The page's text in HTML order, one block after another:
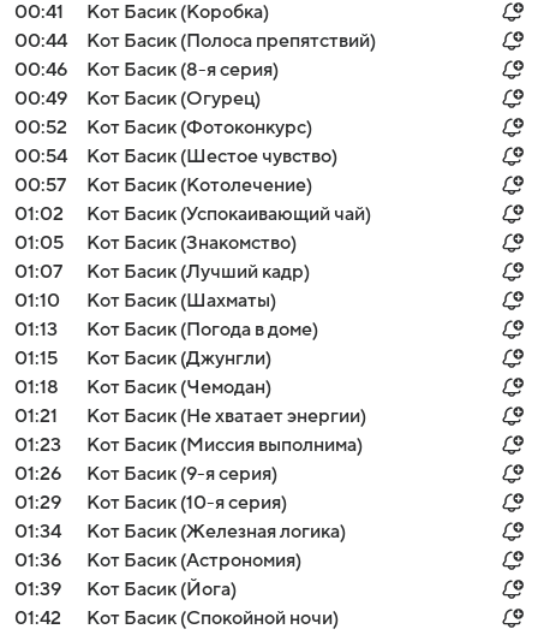
00:41
Кот Басик (Коробка)
00:44
Кот Басик (Полоса препятствий)
00:46
Кот Басик (8-я серия)
00:49
Кот Басик (Огурец)
00:52
Кот Басик (Фотоконкурс)
00:54
Кот Басик (Шестое чувство)
00:57
Кот Басик (Котолечение)
01:02
Кот Басик (Успокаивающий чай)
01:05
Кот Басик (Знакомство)
01:07
Кот Басик (Лучший кадр)
01:10
Кот Басик (Шахматы)
01:13
Кот Басик (Погода в доме)
01:15
Кот Басик (Джунгли)
01:18
Кот Басик (Чемодан)
01:21
Кот Басик (Не хватает энергии)
01:23
Кот Басик (Миссия выполнима)
01:26
Кот Басик (9-я серия)
01:29
Кот Басик (10-я серия)
01:34
Кот Басик (Железная логика)
01:36
Кот Басик (Астрономия)
01:39
Кот Басик (Йога)
01:42
Кот Басик (Спокойной ночи)